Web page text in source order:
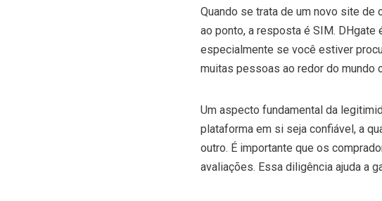
Quando se trata de um novo site de
ao ponto, a resposta é SIM.
especialmente se você estiver
muitas pessoas ao redor do mundo
Um aspecto fundamental da
plataforma em si seja confiável, a
outro. É importante que os
avaliações. Essa diligência ajuda a